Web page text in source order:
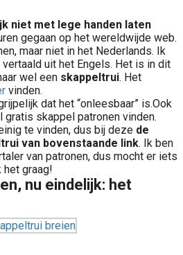
niet met lege handen laten
gegaan op het wereldwijde web.
maar niet in het Nederlands. Ik
uit het Engels. Het is in dit
wel een skappeltrui. Het
vinden.
dat het “onleesbaar” is.Ook
gratis skappel patronen vinden.
te vinden, dus bij deze de
van bovenstaande link. Ik ben
van patronen, dus mocht er iets
het graag!
nu eindelijk: het